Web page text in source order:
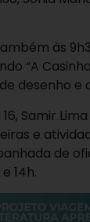
às
“A
desenho e
Samir
e
de
14h.